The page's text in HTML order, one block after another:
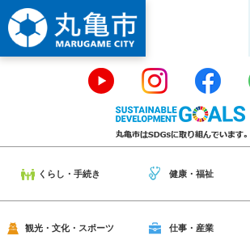
ー
ジ
の
。
ニ
ュ
ー
て
くらし・手続き 健康・福祉
観光・文化・スポーツ 仕事・産業